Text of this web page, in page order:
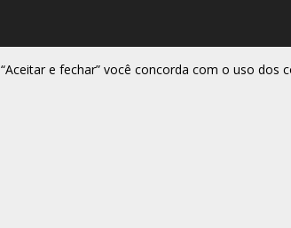
e fechar” você concorda com o uso dos